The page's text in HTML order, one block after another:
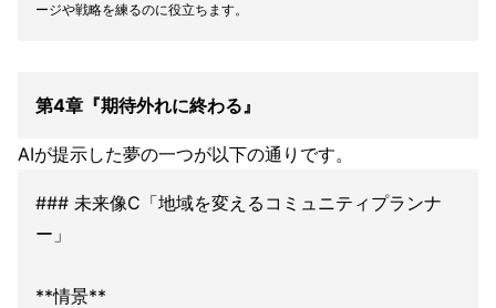
ージや戦略を練るのに役立ちます。
第4章『期待外れに終わる』
AIが提示した夢の一つが以下の通りです。
### 未来像C「地域を変えるコミュニティプランナ
ー」
**情景**